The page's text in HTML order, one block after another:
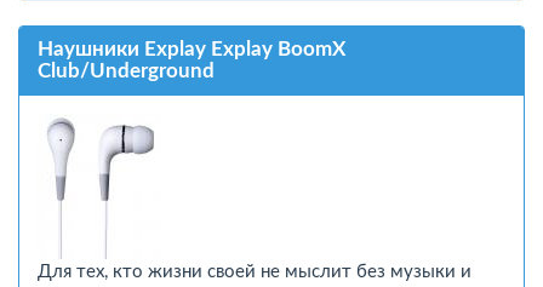
Наушники Explay Explay BoomX
Club/Underground
Для тех, кто жизни своей не мыслит без музыки и